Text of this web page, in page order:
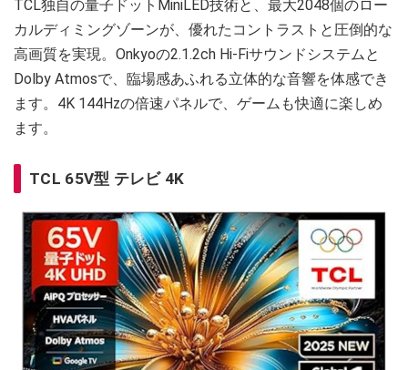
TCL独自の量子ドットMiniLED技術と、最大2048個のロー
カルディミングゾーンが、優れたコントラストと圧倒的な
高画質を実現。Onkyoの2.1.2ch Hi-Fiサウンドシステムと
Dolby Atmosで、臨場感あふれる立体的な音響を体感でき
ます。4K 144Hzの倍速パネルで、ゲームも快適に楽しめ
ます。
TCL 65V型 テレビ 4K